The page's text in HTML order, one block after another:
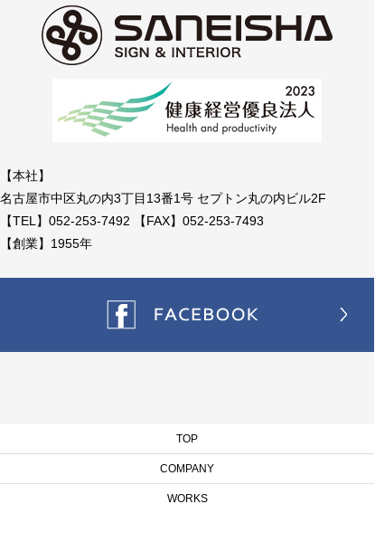
【本社】
名古屋市中区丸の内3丁目13番1号 セプトン丸の内ビル2F
【TEL】052-253-7492 【FAX】052-253-7493
【創業】1955年
TOP
COMPANY
WORKS